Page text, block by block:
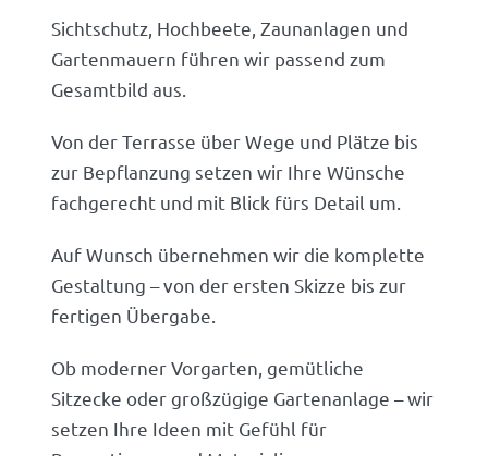
Sichtschutz, Hochbeete, Zaunanlagen und
Gartenmauern führen wir passend zum
Gesamtbild aus.
Von der Terrasse über Wege und Plätze bis
zur Bepflanzung setzen wir Ihre Wünsche
fachgerecht und mit Blick fürs Detail um.
Auf Wunsch übernehmen wir die komplette
Gestaltung – von der ersten Skizze bis zur
fertigen Übergabe.
Ob moderner Vorgarten, gemütliche
Sitzecke oder großzügige Gartenanlage – wir
setzen Ihre Ideen mit Gefühl für